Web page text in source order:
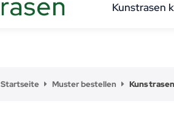
Kunstrasen
Startseite Muster bestellen